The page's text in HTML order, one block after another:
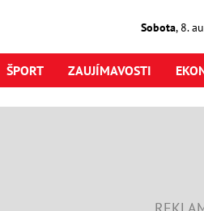
Sobota, 8.
ŠPORT ZAUJÍMAVOSTI